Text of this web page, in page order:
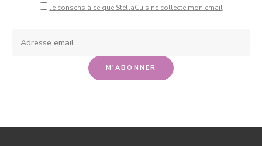
Je consens à ce que StellaCuisine collecte mon email